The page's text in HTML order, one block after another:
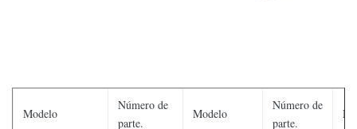
Modelo
Número de
parte.
Modelo
Número de
parte.